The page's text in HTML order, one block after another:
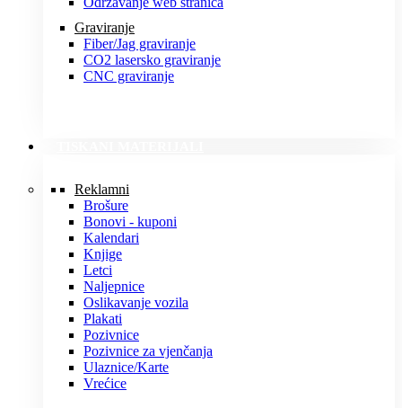
Graviranje
Fiber/Jag graviranje
CO2 lasersko graviranje
CNC graviranje
Reklamni
Brošure
Bonovi - kuponi
Kalendari
Knjige
Letci
Naljepnice
Oslikavanje vozila
Plakati
Pozivnice
Pozivnice za vjenčanja
Ulaznice/Karte
Vrećice